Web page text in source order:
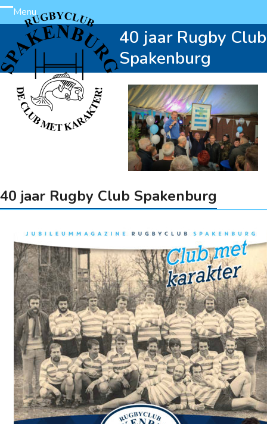
Skip
to
content
Menu
Open
mobile
menu
Close
mobile
menu
40 jaar Rugby Club
Spakenburg
40 jaar Rugby Club Spakenburg